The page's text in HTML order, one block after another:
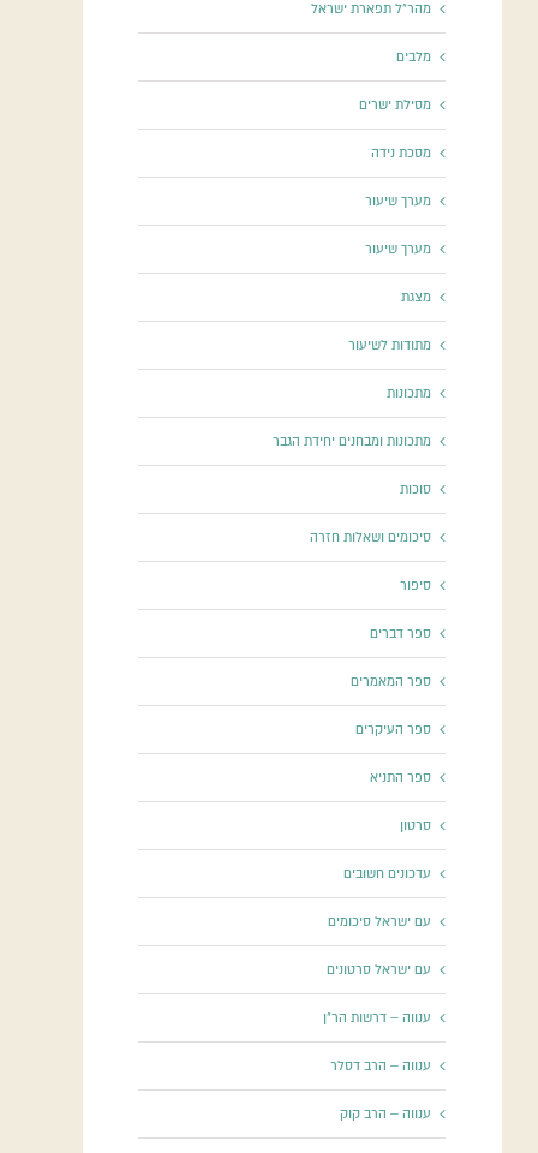
מהר"ל תפארת ישראל
מלבים
מסילת ישרים
מסכת נידה
מערך שיעור
מערך שיעור
מצגת
מתודות לשיעור
מתכונות
מתכונות ומבחנים יחידת הגבר
סוכות
סיכומים ושאלות חזרה
סיפור
ספר דברים
ספר המאמרים
ספר העיקרים
ספר התניא
סרטון
עדכונים חשובים
עם ישראל סיכומים
עם ישראל סרטונים
ענווה – דרשות הר"ן
ענווה – הרב דסלר
ענווה – הרב קוק